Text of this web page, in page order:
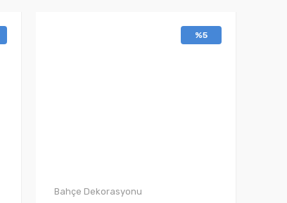
%5
Bahçe Dekorasyonu